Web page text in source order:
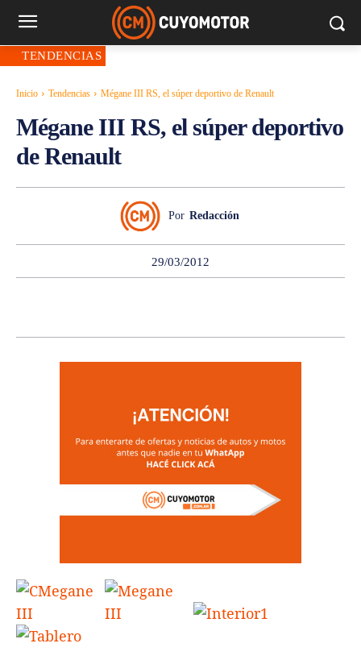
TENDENCIAS
Inicio Tendencias Mégane III RS, el súper deportivo de Renault
Mégane III RS, el súper deportivo
de Renault
Por Redacción
29/03/2012